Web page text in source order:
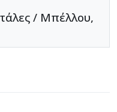
/ Μπέλλου,